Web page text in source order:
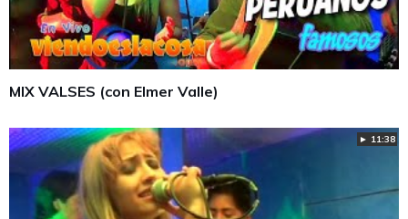
MIX VALSES (con Elmer Valle)
► 11:38